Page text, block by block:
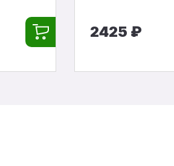
2425 ₽